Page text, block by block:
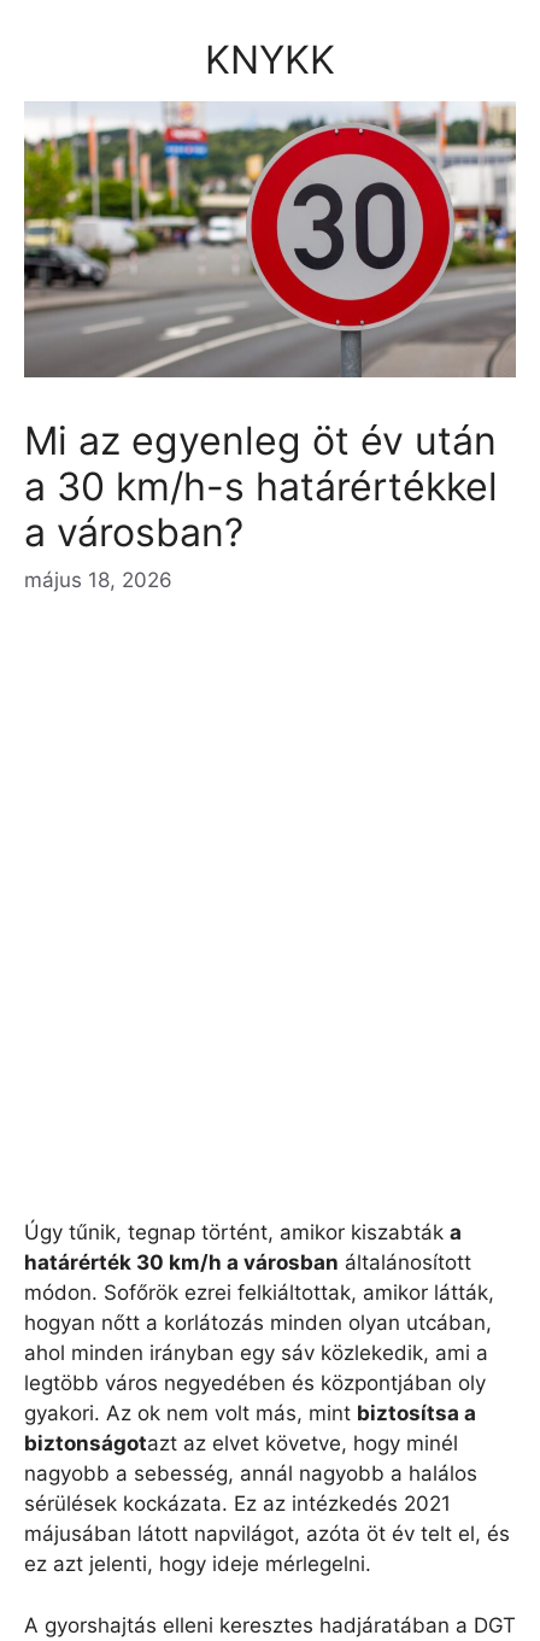
KNYKK
Mi az egyenleg öt év után
a 30 km/h-s határértékkel
a városban?
május 18, 2026
Úgy tűnik, tegnap történt, amikor kiszabták a
határérték 30 km/h a városban általánosított
módon. Sofőrök ezrei felkiáltottak, amikor látták,
hogyan nőtt a korlátozás minden olyan utcában,
ahol minden irányban egy sáv közlekedik, ami a
legtöbb város negyedében és központjában oly
gyakori. Az ok nem volt más, mint biztosítsa a
biztonságotazt az elvet követve, hogy minél
nagyobb a sebesség, annál nagyobb a halálos
sérülések kockázata. Ez az intézkedés 2021
májusában látott napvilágot, azóta öt év telt el, és
ez azt jelenti, hogy ideje mérlegelni.
A gyorshajtás elleni keresztes hadjáratában a DGT